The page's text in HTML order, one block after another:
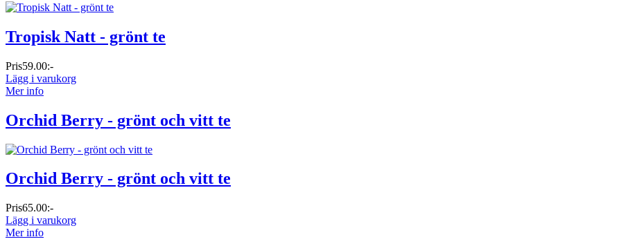
Tropisk Natt - grönt te
Pris59.00:-
Lägg i varukorg
Mer info
Orchid Berry - grönt och vitt te
Orchid Berry - grönt och vitt te
Pris65.00:-
Lägg i varukorg
Mer info